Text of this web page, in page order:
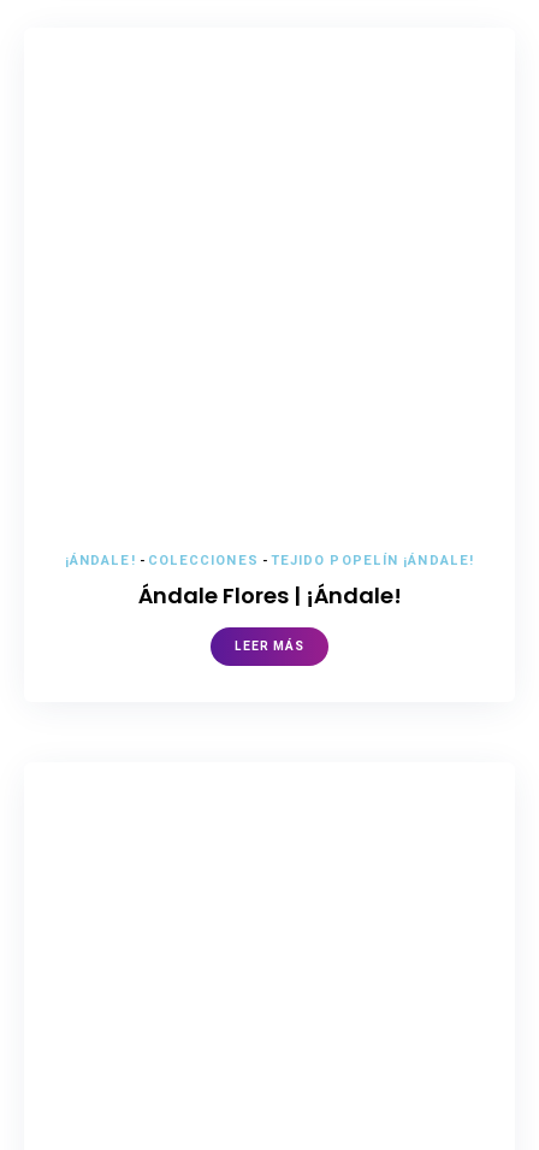
¡ÁNDALE! - COLECCIONES -TEJIDO POPELÍN ¡ÁNDALE!
Ándale Flores | ¡Ándale!
LEER MÁS